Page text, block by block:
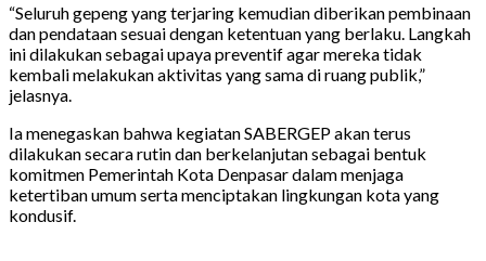
“Seluruh gepeng yang terjaring kemudian diberikan pembinaan
dan pendataan sesuai dengan ketentuan yang berlaku. Langkah
ini dilakukan sebagai upaya preventif agar mereka tidak
kembali melakukan aktivitas yang sama di ruang publik,”
jelasnya.
Ia menegaskan bahwa kegiatan SABERGEP akan terus
dilakukan secara rutin dan berkelanjutan sebagai bentuk
komitmen Pemerintah Kota Denpasar dalam menjaga
ketertiban umum serta menciptakan lingkungan kota yang
kondusif.